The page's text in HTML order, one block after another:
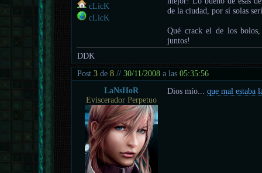
cLicK
cLicK
de la ciudad, por sí solas
Qué crack el de los
juntos!
DDK
Post3 de8 //30/11/2008 a las05:35:56
LaNsHoR
Eviscerador Perpetuo
Dios mío...que mal estaba